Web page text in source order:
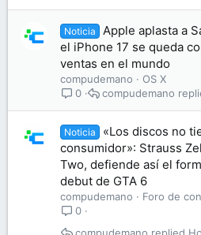
Noticia
Apple aplasta a
el iPhone 17 se queda
ventas en el mundo
compudemano
OS X
0
compudemano
Noticia
«Los discos no
consumidor»: Strauss
Two, defiende así el
debut de GTA 6
compudemano
Foro de
0